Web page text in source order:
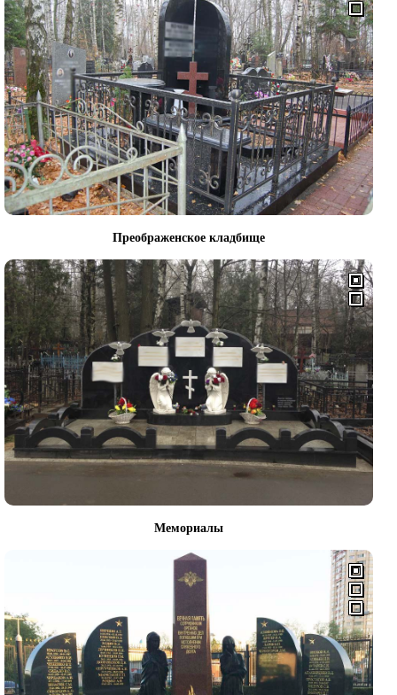
Преображенское кладбище
Мемориалы